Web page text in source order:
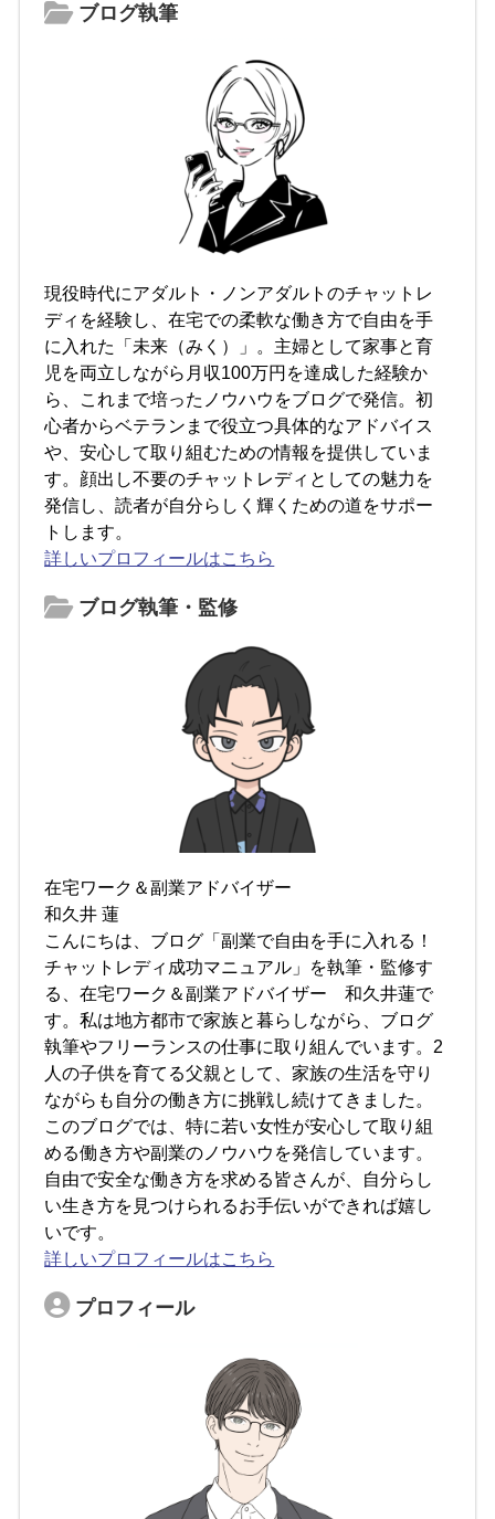
ブログ執筆
現役時代にアダルト・ノンアダルトのチャットレ
ディを経験し、在宅での柔軟な働き方で自由を手
に入れた「未来（みく）」。主婦として家事と育
児を両立しながら月収100万円を達成した経験か
ら、これまで培ったノウハウをブログで発信。初
心者からベテランまで役立つ具体的なアドバイス
や、安心して取り組むための情報を提供していま
す。顔出し不要のチャットレディとしての魅力を
発信し、読者が自分らしく輝くための道をサポー
トします。
詳しいプロフィールはこちら
ブログ執筆・監修
在宅ワーク＆副業アドバイザー
和久井 蓮
こんにちは、ブログ「副業で自由を手に入れる！
チャットレディ成功マニュアル」を執筆・監修す
る、在宅ワーク＆副業アドバイザー 和久井蓮で
す。私は地方都市で家族と暮らしながら、ブログ
執筆やフリーランスの仕事に取り組んでいます。2
人の子供を育てる父親として、家族の生活を守り
ながらも自分の働き方に挑戦し続けてきました。
このブログでは、特に若い女性が安心して取り組
める働き方や副業のノウハウを発信しています。
自由で安全な働き方を求める皆さんが、自分らし
い生き方を見つけられるお手伝いができれば嬉し
いです。
詳しいプロフィールはこちら
プロフィール